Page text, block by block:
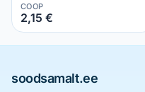
COOP
2,15 €
soodsamalt.ee